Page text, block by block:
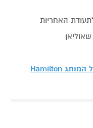
האחריות
המותג Hamilton